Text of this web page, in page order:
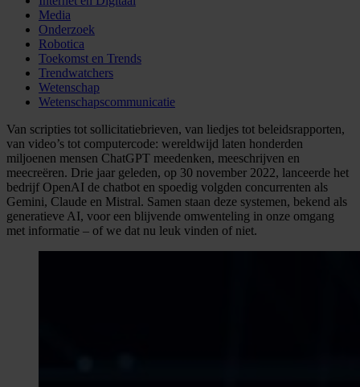
Media
Onderzoek
Robotica
Toekomst en Trends
Trendwatchers
Wetenschap
Wetenschapscommunicatie
Van scripties tot sollicitatiebrieven, van liedjes tot beleidsrapporten,
van video’s tot computercode: wereldwijd laten honderden
miljoenen mensen ChatGPT meedenken, meeschrijven en
meecreëren. Drie jaar geleden, op 30 november 2022, lanceerde het
bedrijf OpenAI de chatbot en spoedig volgden concurrenten als
Gemini, Claude en Mistral. Samen staan deze systemen, bekend als
generatieve AI, voor een blijvende omwenteling in onze omgang
met informatie – of we dat nu leuk vinden of niet.